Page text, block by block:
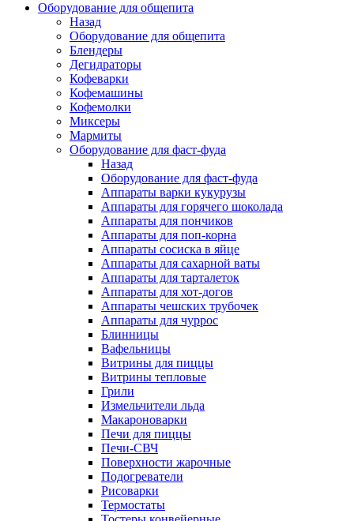
Оборудование для общепита
Назад
Оборудование для общепита
Блендеры
Дегидраторы
Кофеварки
Кофемашины
Кофемолки
Миксеры
Мармиты
Оборудование для фаст-фуда
Назад
Оборудование для фаст-фуда
Аппараты варки кукурузы
Аппараты для горячего шоколада
Аппараты для пончиков
Аппараты для поп-корна
Аппараты сосиска в яйце
Аппараты для сахарной ваты
Аппараты для тарталеток
Аппараты для хот-догов
Аппараты чешских трубочек
Аппараты для чуррос
Блинницы
Вафельницы
Витрины для пиццы
Витрины тепловые
Грили
Измельчители льда
Макароноварки
Печи для пиццы
Печи-СВЧ
Поверхности жарочные
Подогреватели
Рисоварки
Термостаты